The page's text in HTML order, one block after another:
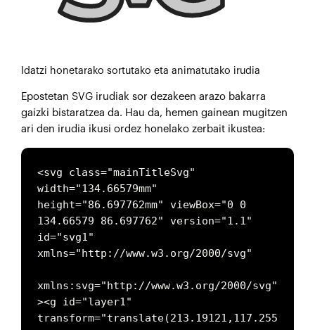
Idatzi honetarako sortutako eta animatutako irudia
Epostetan SVG irudiak sor dezakeen arazo bakarra
gaizki bistaratzea da. Hau da, hemen gainean mugitzen
ari den irudia ikusi ordez honelako zerbait ikustea:
<svg class="mainTitleSvg"
width="134.66579mm"
height="86.697762mm" viewBox="0 0
134.66579 86.697762" version="1.1"
id="svg1"
xmlns="http://www.w3.org/2000/svg"
xmlns:svg="http://www.w3.org/2000/svg"
><g id="layer1"
transform="translate(213.19121,117.255